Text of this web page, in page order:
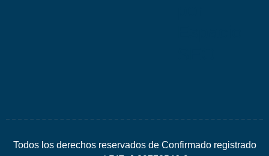
Todos los derechos reservados de Confirmado registrado